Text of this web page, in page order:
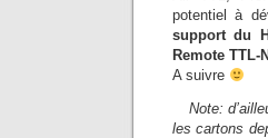
potentiel à
support du
Remote TTL-N
A suivre
Note:
les cartons